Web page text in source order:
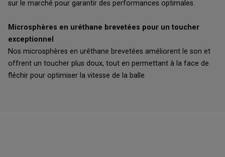
sur le marché pour garantir des performances optimales.
Microsphères en uréthane brevetées pour un toucher
exceptionnel
Nos microsphères en uréthane brevetées améliorent le son et
offrent un toucher plus doux, tout en permettant à la face de
fléchir pour optimiser la vitesse de la balle.